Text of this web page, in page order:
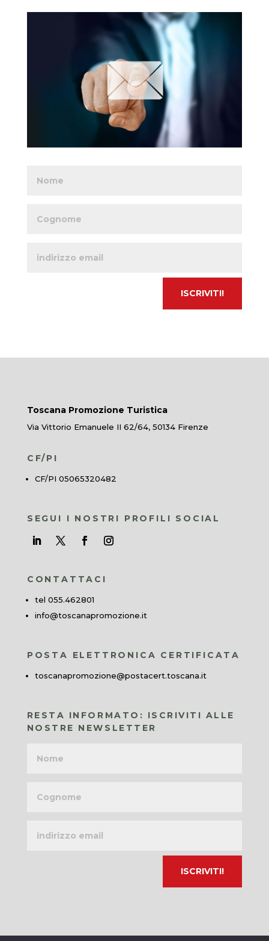
Toscana Promozione Turistica
Via Vittorio Emanuele II 62/64, 50134 Firenze
CF/PI
CF/PI 05065320482
SEGUI I NOSTRI PROFILI SOCIAL
CONTATTACI
tel 055.462801
info@toscanapromozione.it
POSTA ELETTRONICA CERTIFICATA
toscanapromozione@postacert.toscana.it
RESTA INFORMATO: ISCRIVITI ALLE
NOSTRE NEWSLETTER
email